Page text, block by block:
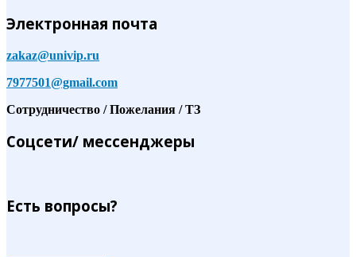
Электронная почта
zakaz@univip.ru
7977501@gmail.com
Сотрудничество / Пожелания / ТЗ
Соцсети/ мессенджеры
Есть вопросы?